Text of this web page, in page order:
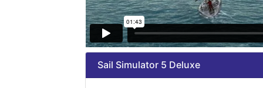
Sail Simulator 5 Deluxe